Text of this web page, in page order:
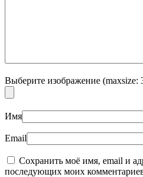
Выберите изображение (maxsize:
Имя
Email
Сохранить моё имя, email и
последующих моих